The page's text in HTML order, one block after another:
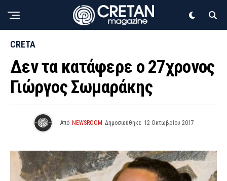
CRETA
Δεν τα κατάφερε ο 27χρονος
Γιώργος Σωμαράκης
Από NEWSROOM Δημοσιεύθηκε 12 Οκτωβρίου 2017